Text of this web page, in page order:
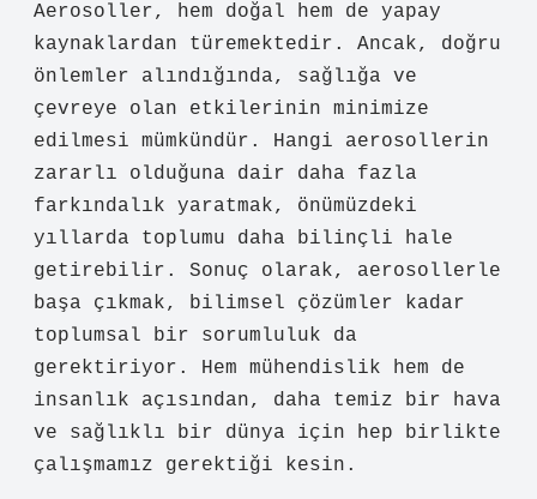
Aerosoller, hem doğal hem de yapay
kaynaklardan türemektedir. Ancak, doğru
önlemler alındığında, sağlığa ve
çevreye olan etkilerinin minimize
edilmesi mümkündür. Hangi aerosollerin
zararlı olduğuna dair daha fazla
farkındalık yaratmak, önümüzdeki
yıllarda toplumu daha bilinçli hale
getirebilir. Sonuç olarak, aerosollerle
başa çıkmak, bilimsel çözümler kadar
toplumsal bir sorumluluk da
gerektiriyor. Hem mühendislik hem de
insanlık açısından, daha temiz bir hava
ve sağlıklı bir dünya için hep birlikte
çalışmamız gerektiği kesin.